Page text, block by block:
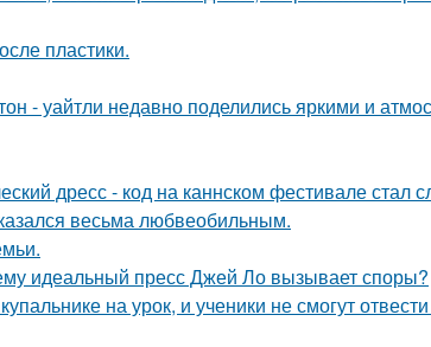
пластики.
- уайтли недавно поделились яркими и
дресс - код на каннском фестивале стал
весьма любвеобильным.
идеальный пресс Джей Ло вызывает споры?
на урок, и ученики не смогут